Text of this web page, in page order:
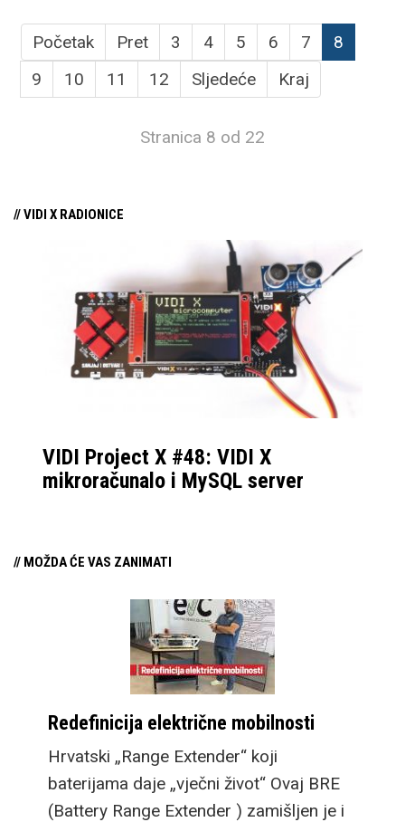
Početak Pret 3 4 5 6 7
8
9
10 11 12 Sljedeće Kraj
Stranica 8 od 22
// VIDI X RADIONICE
VIDI Project X #48: VIDI X
mikroračunalo i MySQL server
// MOŽDA ĆE VAS ZANIMATI
Redefinicija električne mobilnosti
Hrvatski „Range Extender“ koji
baterijama daje „vječni život“ Ovaj BRE
(Battery Range Extender ) zamišljen je i